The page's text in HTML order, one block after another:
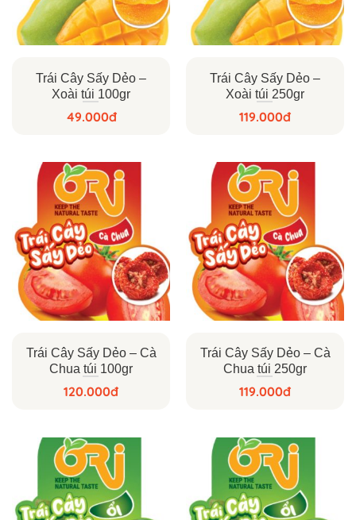
Trái Cây Sấy Dẻo –
Xoài túi 100gr
49.000đ
Trái Cây Sấy Dẻo –
Xoài túi 250gr
119.000đ
Trái Cây Sấy Dẻo – Cà
Chua túi 100gr
120.000đ
Trái Cây Sấy Dẻo – Cà
Chua túi 250gr
119.000đ